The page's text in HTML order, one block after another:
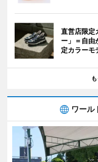
直営店限定
ー」＝自由
定カラーモ
ワール